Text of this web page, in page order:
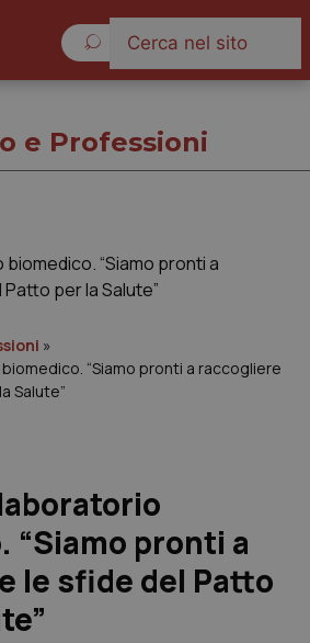
e Professioni
»
“Siamo pronti a raccogliere
Salute”
“Siamo pronti a
le sfide del Patto